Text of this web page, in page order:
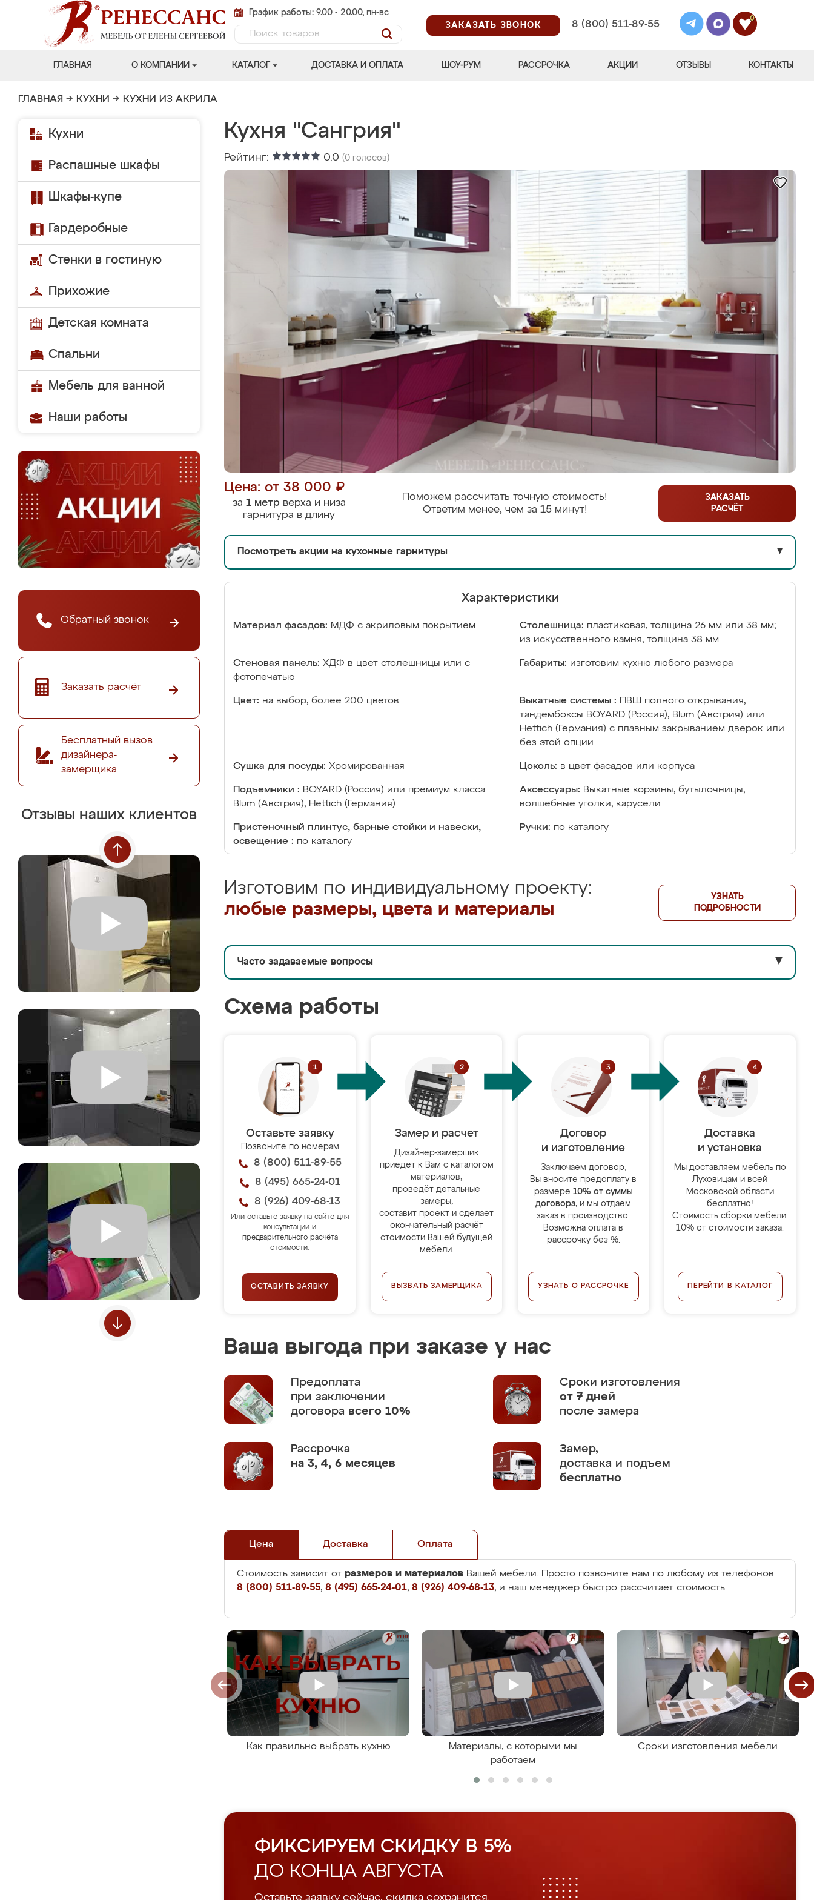
График работы: 9.00 - 20.00, пн-вс
ЗАКАЗАТЬ ЗВОНОК
8 (800) 511-89-55
0
ГЛАВНАЯ О КОМПАНИИ КАТАЛОГ ДОСТАВКА И ОПЛАТА ШОУ-РУМ РАССРОЧКА АКЦИИ ОТЗЫВЫ КОНТАКТЫ
ГЛАВНАЯ → КУХНИ → КУХНИ ИЗ АКРИЛА
Кухни
Распашные шкафы
Шкафы-купе
Гардеробные
Стенки в гостиную
Прихожие
Детская комната
Спальни
Мебель для ванной
Наши работы
Обратный звонок
Заказать расчёт
Бесплатный вызов
дизайнера-
замерщика
Отзывы наших клиентов
Кухня "Сангрия"
Рейтинг: 0.0 (0 голосов)
Цена: от 38 000 ₽
за 1 метрверха и низа
гарнитура в длину
Поможем рассчитать точную стоимость!
Ответим менее, чем за 15 минут!
ЗАКАЗАТЬ
РАСЧЁТ
Посмотреть акции на кухонные гарнитуры ▼
Характеристики
Материал фасадов: МДФ с акриловым покрытием Столешница: пластиковая, толщина 26 мм или 38 мм;
из искусственного камня, толщина 38 мм
Стеновая панель: ХДФ в цвет столешницы или с
фотопечатью
Габариты: изготовим кухню любого размера
Цвет: на выбор, более 200 цветов Выкатные системы :
ПВШ полного открывания,
тандембоксы BOYARD (Россия), Blum (Австрия) или
Hettich (Германия) с плавным закрыванием дверок или
без этой опции
Сушка для посуды: Хромированная Цоколь: в цвет фасадов или корпуса
Подъемники : BOYARD (Россия) или премиум класса
Blum (Австрия), Hettich (Германия)
Аксессуары: Выкатные корзины, бутылочницы,
волшебные уголки, карусели
Пристеночный плинтус, барные стойки и навески,
освещение : по каталогу
Ручки: по каталогу
Изготовим по индивидуальному проекту:
любые размеры, цвета и материалы
УЗНАТЬ
ПОДРОБНОСТИ
Часто задаваемые вопросы ▼
Схема работы
Оставьте заявку
Позвоните по номерам
8 (800) 511-89-55
8 (495) 665-24-01
8 (926) 409-68-13
Или оставьте заявку на сайте для
консультации и
предварительного расчёта
стоимости.
ОСТАВИТЬ ЗАЯВКУ
Замер и расчет
Дизайнер-замерщик
приедет к Вам с каталогом
материалов,
проведёт детальные
замеры,
составит проект и сделает
окончательный расчёт
стоимости Вашей будущей
мебели.
ВЫЗВАТЬ ЗАМЕРЩИКА
Договор
и изготовление
Заключаем договор,
Вы вносите предоплату в
размере 10% от суммы
договора, и мы отдаём
заказ в производство.
Возможна оплата в
рассрочку без %.
УЗНАТЬ О РАССРОЧКЕ
Доставка
и установка
Мы доставляем мебель по
Луховицам и всей
Московской области
бесплатно!
Стоимость сборки мебели:
10% от стоимости заказа.
ПЕРЕЙТИ В КАТАЛОГ
Ваша выгода при заказе у нас
Предоплата
при заключении
договора всего 10%
Сроки изготовления
от 7 дней
после замера
Рассрочка
на 3, 4, 6 месяцев
Замер,
доставка и подъем
бесплатно
Цена Доставка Оплата
Стоимость зависит от размеров и материалов Вашей мебели. Просто позвоните нам по любому из телефонов:
8 (800) 511-89-55, 8 (495) 665-24-01, 8 (926) 409-68-13, и наш менеджер быстро рассчитает стоимость.
Как правильно выбрать кухню
Материалы, с которыми мы
работаем
Сроки изготовления мебели
ФИКСИРУЕМ СКИДКУ В 5%
ДО КОНЦА АВГУСТА
Оставьте заявку сейчас, скидка сохранится.